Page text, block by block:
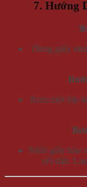
7. Hướng
Dùng giấy
Bơm một lớp
Nhồi giấy báo
vết dán.